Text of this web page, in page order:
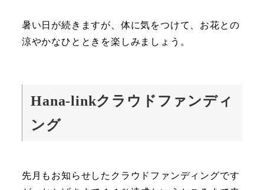
暑い日が続きますが、体に気をつけて、お花との
涼やかなひとときを楽しみましょう。
Hana-linkクラウドファンディ
ング
先月もお知らせしたクラウドファンディングです